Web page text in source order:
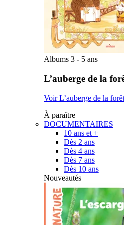
Albums 3 - 5 ans
L’auberge de la
Voir L’auberge de la forêt
À paraître
DOCUMENTAIRES
10 ans et +
Dès 2 ans
Dès 4 ans
Dès 7 ans
Dès 10 ans
Nouveautés